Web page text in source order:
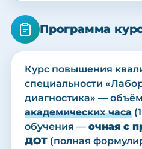
Программа
Курс повышения
специальности
диагностика» — объём
академических часа
обучения — очная с
ДОТ (полная